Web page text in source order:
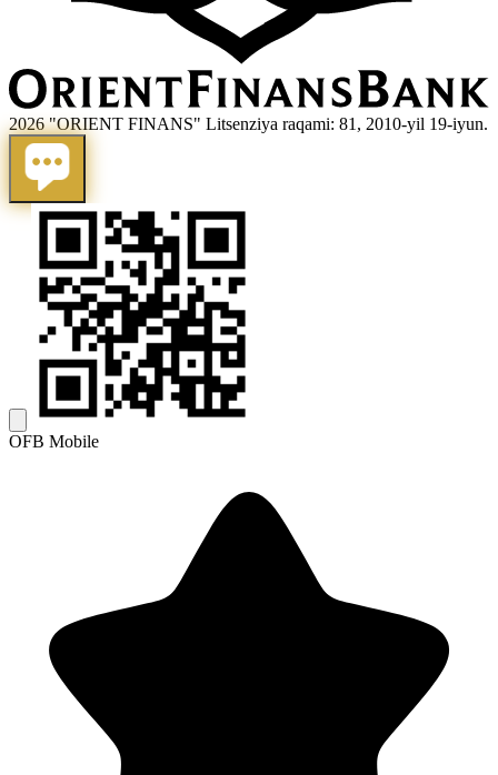
2026 "ORIENT FINANS" Litsenziya raqami: 81, 2010-yil 19-iyun.
OFB Mobile